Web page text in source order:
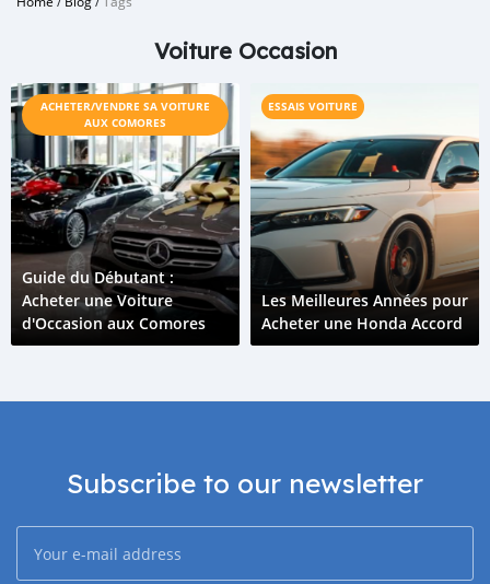
Voiture Occasion
ACHETER/VENDRE SA VOITURE
AUX COMORES
Guide du Débutant :
Acheter une Voiture
d'Occasion aux Comores
ESSAIS VOITURE
Les Meilleures Années pour
Acheter une Honda Accord
Subscribe to our newsletter